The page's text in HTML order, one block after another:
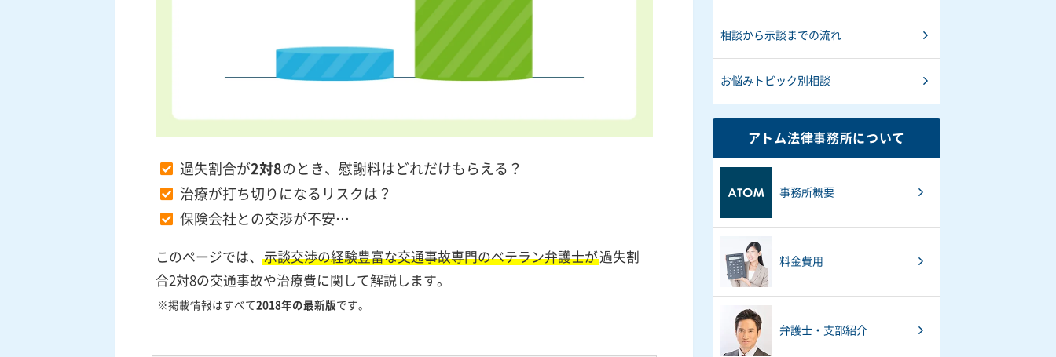
過失割合が2対8のとき、慰謝料はどれだけもらえる？
治療が打ち切りになるリスクは？
保険会社との交渉が不安…
このページでは、示談交渉の経験豊富な交通事故専門のベテラン弁護士が過失割
合2対8の交通事故や治療費に関して解説します。
※掲載情報はすべて2018年の最新版です。
相談から示談までの流れ
お悩みトピック別相談
アトム法律事務所について
事務所概要
料金費用
弁護士・支部紹介